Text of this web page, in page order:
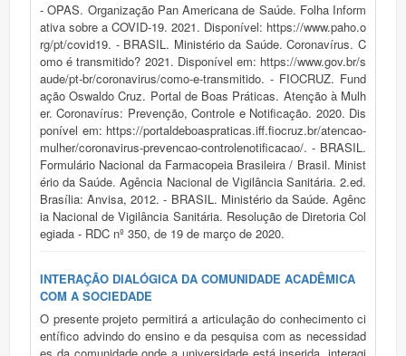
- OPAS. Organização Pan Americana de Saúde. Folha Inform
ativa sobre a COVID-19. 2021. Disponível: https://www.paho.o
rg/pt/covid19. - BRASIL. Ministério da Saúde. Coronavírus. C
omo é transmitido? 2021. Disponível em: https://www.gov.br/s
aude/pt-br/coronavirus/como-e-transmitido. - FIOCRUZ. Fund
ação Oswaldo Cruz. Portal de Boas Práticas. Atenção à Mulh
er. Coronavírus: Prevenção, Controle e Notificação. 2020. Dis
ponível em: https://portaldeboaspraticas.iff.fiocruz.br/atencao-
mulher/coronavirus-prevencao-controlenotificacao/. - BRASIL.
Formulário Nacional da Farmacopeia Brasileira / Brasil. Minist
ério da Saúde. Agência Nacional de Vigilância Sanitária. 2.ed.
Brasília: Anvisa, 2012. - BRASIL. Ministério da Saúde. Agênc
ia Nacional de Vigilância Sanitária. Resolução de Diretoria Col
egiada - RDC nº 350, de 19 de março de 2020.
INTERAÇÃO DIALÓGICA DA COMUNIDADE ACADÊMICA
COM A SOCIEDADE
O presente projeto permitirá a articulação do conhecimento ci
entífico advindo do ensino e da pesquisa com as necessidad